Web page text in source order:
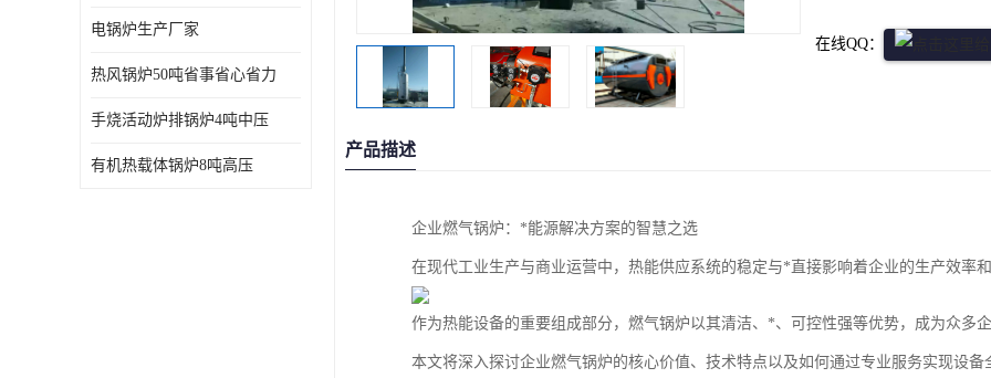
电锅炉生产厂家
热风锅炉50吨省事省心省力
手烧活动炉排锅炉4吨中压
有机热载体锅炉8吨高压
在线QQ：
产品描述
企业燃气锅炉：*能源解决方案的智慧之选
在现代工业生产与商业运营中，热能供应系统的稳定与*直接影响着企业的生产效率
作为热能设备的重要组成部分，燃气锅炉以其清洁、*、可控性强等优势，成为众多
本文将深入探讨企业燃气锅炉的核心价值、技术特点以及如何通过专业服务实现设